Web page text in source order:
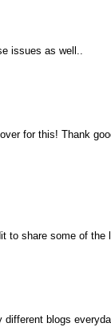
issues as well..
for this! Thank
to share some of the
blogs